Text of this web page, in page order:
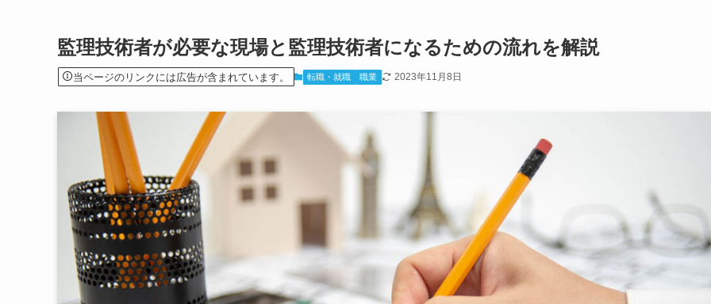
監理技術者が必要な現場と監理技術者になるための流れを解説
当ページのリンクには広告が含まれています。 転職・就職 職業 2023年11月8日